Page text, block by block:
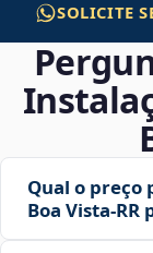
SOLICITE
Qual o preço
Boa